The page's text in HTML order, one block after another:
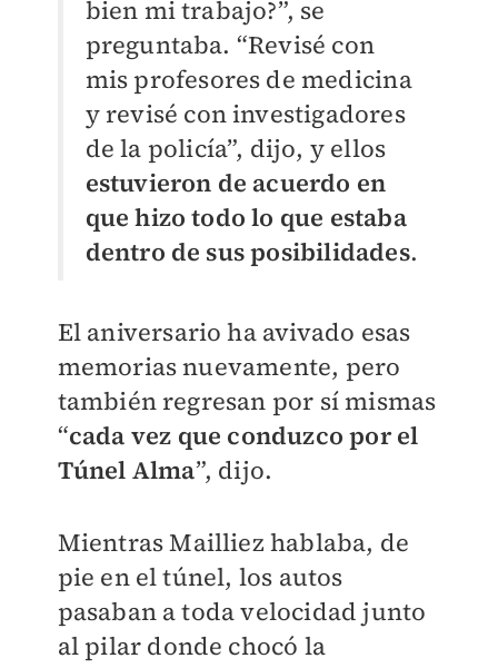
bien mi trabajo?”, se
preguntaba. “Revisé con
mis profesores de medicina
y revisé con investigadores
de la policía”, dijo, y ellos
estuvieron de acuerdo en
que hizo todo lo que estaba
dentro de sus posibilidades.
El aniversario ha avivado esas
memorias nuevamente, pero
también regresan por sí mismas
“cada vez que conduzco por el
Túnel Alma”, dijo.
Mientras Mailliez hablaba, de
pie en el túnel, los autos
pasaban a toda velocidad junto
al pilar donde chocó la